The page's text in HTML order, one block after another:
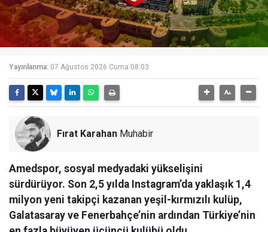
Yayınlanma: 07 Ağustos 2026 Cuma 08:03
Fırat Karahan Muhabir
Amedspor, sosyal medyadaki yükselişini
sürdürüyor. Son 2,5 yılda Instagram’da yaklaşık 1,4
milyon yeni takipçi kazanan yeşil-kırmızılı kulüp,
Galatasaray ve Fenerbahçe’nin ardından Türkiye’nin